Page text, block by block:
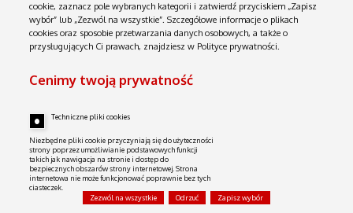
Biuletyn Informacji Publicznej
Instrukcja obsługi
cookie, zaznacz pole wybranych kategorii i zatwierdź przyciskiem „Zapisz
wybór” lub „Zezwól na wszystkie”. Szczegółowe informacje o plikach
cookies oraz sposobie przetwarzania danych osobowych, a także o
przysługujących Ci prawach, znajdziesz w Polityce prywatności.
Cenimy twoją prywatność
Techniczne pliki cookies
Niezbędne pliki cookie przyczyniają się do użyteczności
strony poprzez umożliwianie podstawowych funkcji
takich jak nawigacja na stronie i dostęp do
bezpiecznych obszarów strony internetowej. Strona
internetowa nie może funkcjonować poprawnie bez tych
ciasteczek.